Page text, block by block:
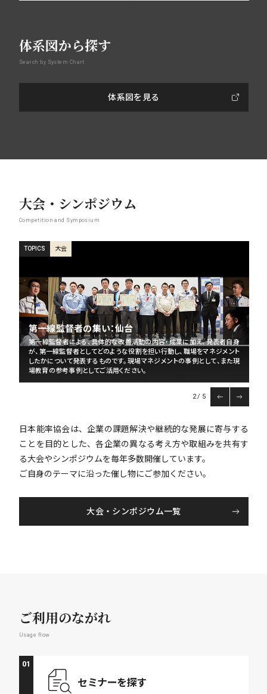
体系図から探す
Search by System Chart
体系図を見る
大会・シンポジウム
Competition and Symposium
TOPICS シンポジウム
HR Camp
人事領域の今と未来を担うCXOクラス、ミドルクラス、若手クラスが集い、
階層を超えた議論を通じて、各社の課題共有や将来の人事戦略における
視点を得るなど、人事の未来について考え、今後の取り組みにつなげてい
く機会を提供します。
TOPICS 大会
第一線監督者の集い：仙台
第一線監督者による、具体的な改善活動の内容・成果に加え、発表者自身
が、第一線監督者としてどのような役割を担い行動し、職場をマネジメント
したかについて発表するものです。現場マネジメントの事例として、また現
場教育の参考事例としてご活用ください。
TOPICS シンポジウム
スマートライフ＋サミット
急速に進む労働人口の減少（20年間で約17％減）に直面する医療現場。
「2040年の地域医療」を守り抜くために、今、病院経営に何が求められてい
るのか。各分野のエキスパートによる講演とシンポジウムをお届けします。
TOPICS 大会
第一線監督者の集い：福岡
第一線監督者による、具体的な改善活動の内容・成果に加え、発表者自身
が、第一線監督者としてどのような役割を担い行動し、職場をマネジメント
したかについて発表するものです。現場マネジメントの事例として、また現
場教育の参考事例としてご活用ください。
TOPICS 大会
第一線監督者の集い：名古屋
第一線監督者による、具体的な改善活動の内容・成果に加え、発表者自身
が、第一線監督者としてどのような役割を担い行動し、職場をマネジメント
したかについて発表するものです。現場マネジメントの事例として、また現
場教育の参考事例としてご活用ください。
2 5
日本能率協会は、企業の課題解決や継続的な発展に寄与する
ことを目的とした、各企業の異なる考え方や取組みを共有す
る大会やシンポジウムを毎年多数開催しています。
ご自身のテーマに沿った催し物にご参加ください。
大会・シンポジウム一覧
ご利用のながれ
Usage flow
01
セミナーを探す